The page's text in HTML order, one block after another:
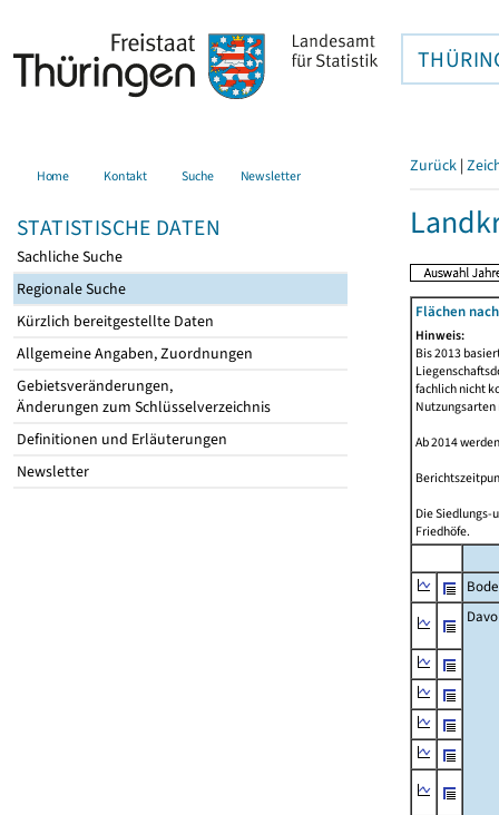
Home Kontakt Suche Newsletter
STATISTISCHE DATEN
Sachliche Suche
Regionale Suche
Kürzlich bereitgestellte Daten
Allgemeine Angaben, Zuordnungen
Gebietsveränderungen,
Änderungen zum Schlüsselverzeichnis
Definitionen und Erläuterungen
Newsletter
Zurück |
Flächen
Hinweis:
Bis 2013
fachlich nicht
Ab 2014
Die Siedlungs-
Friedhöfe.